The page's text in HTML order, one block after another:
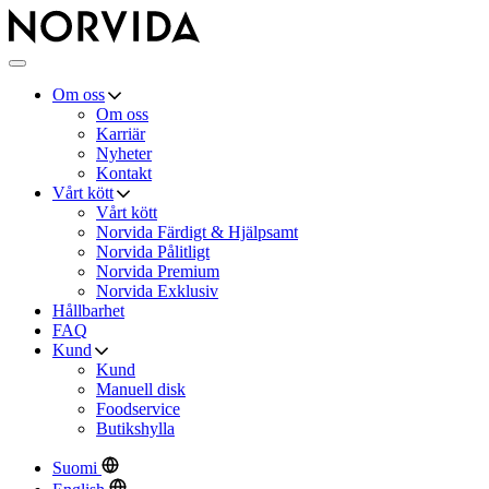
Norvida
Meny
Om oss
Om oss
Karriär
Nyheter
Kontakt
Vårt kött
Vårt kött
Norvida Färdigt & Hjälpsamt
Norvida Pålitligt
Norvida Premium
Norvida Exklusiv
Hållbarhet
FAQ
Kund
Kund
Manuell disk
Foodservice
Butikshylla
Suomi